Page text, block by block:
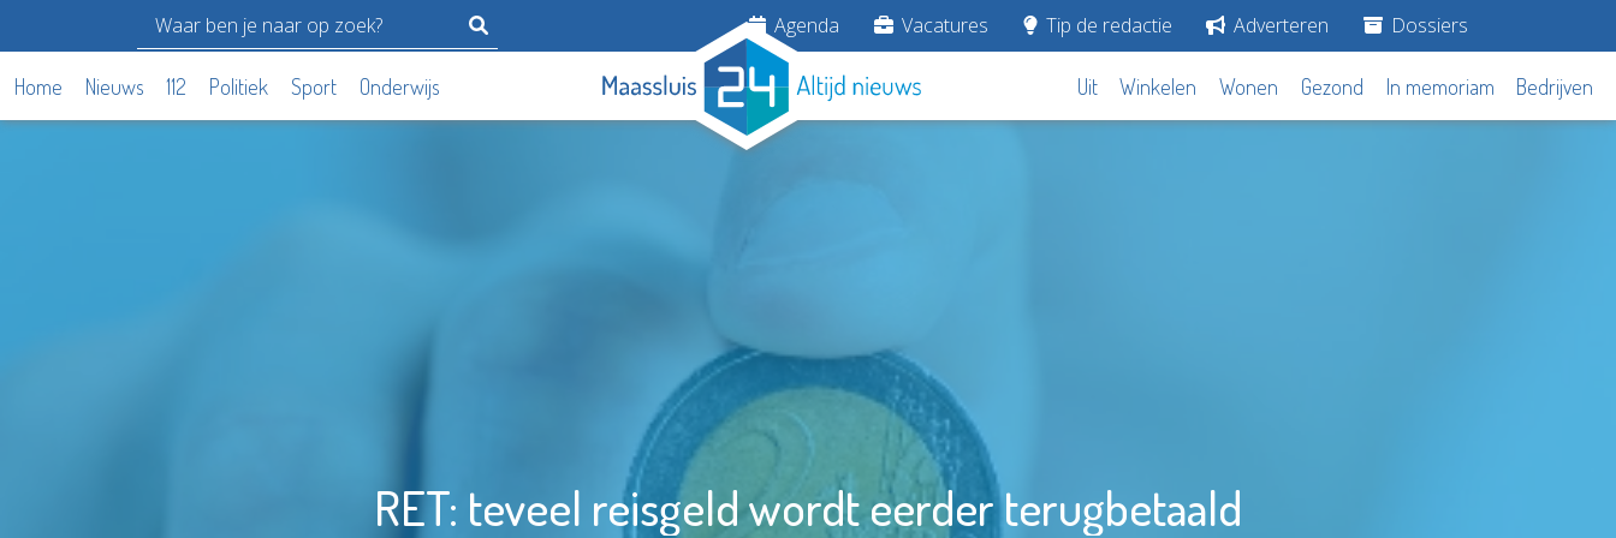
Agenda Vacatures Tip de redactie Adverteren Dossiers
Home Nieuws 112 Politiek Sport Onderwijs Uit Winkelen Wonen Gezond In memoriam Bedrijven
RET: teveel reisgeld wordt eerder terugbetaald